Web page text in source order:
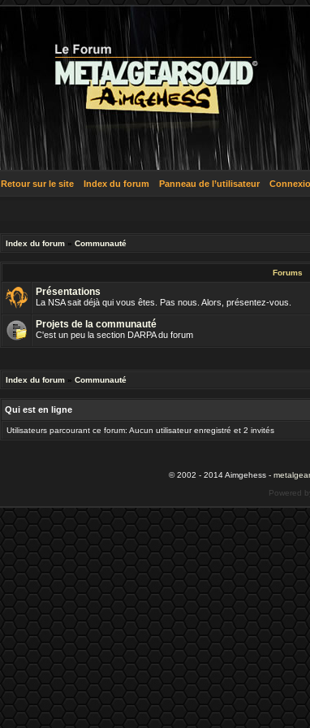
Retour sur le site Index du forum Panneau de l’utilisateur
Index du forum » Communauté
Forums
Présentations
La NSA sait déjà qui vous êtes. Pas nous. Alors, présentez-vous.
Projets de la communauté
C'est un peu la section DARPA du forum
Index du forum » Communauté
Qui est en ligne
Utilisateurs parcourant ce forum: Aucun utilisateur enregistré et 2 invités
© 2002 - 2014 Aimgehess -
Powered